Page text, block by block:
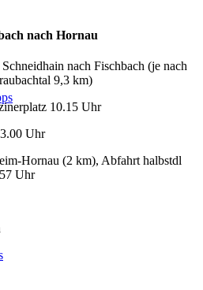
nach Hornau
nach Fischbach (je nach
9,3 km)
10.15 Uhr
Uhr
Hornau (2 km), Abfahrt halbstdl
Uhr